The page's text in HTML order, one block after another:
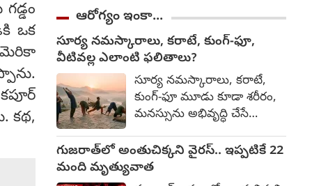
ఒక
కథ,
ఆరోగ్యం ఇంకా...
సూర్య నమస్కారాలు, కరాటే, కుంగ్-ఫూ,
వీటివల్ల ఎలాంటి ఫలితాలు?
సూర్య నమస్కారాలు, కరాటే,
కుంగ్-ఫూ మూడు కూడా శరీరం,
మనస్సును అభివృద్ధి చేసే
ఫలితాల్లో కొంత తేడా ఉంటుంది.
వేటివల్ల ఎలాంటి ఫలితాలు
వుంటాయో తెలుసుకుందాము.
గుజరాత్‌లో అంతుచిక్కని వైరస్.. ఇప్పటికే 22
మంది మృత్యువాత